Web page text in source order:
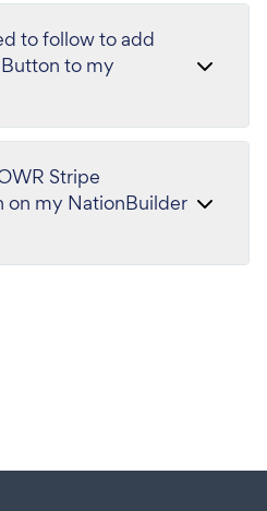
to follow to add
to my
Stripe
on my NationBuilder